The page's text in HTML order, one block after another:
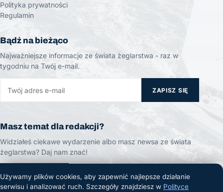
Polityka prywatności
Regulamin
Bądź na bieżąco
Najważniejsze informacje ze świata żeglarstwa - raz w
tygodniu na Twój e-mail.
ZAPISZ SIĘ
Masz temat dla redakcji?
Widziałeś ciekawe wydarzenie albo masz newsa ze świata
żeglarstwa? Daj nam znać!
ZGŁOŚ TEMAT
Używamy plików cookies, aby zapewnić najlepsze działanie
serwisu i analizować ruch. Szczegóły znajdziesz w Polityce